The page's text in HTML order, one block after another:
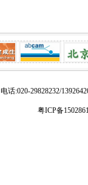
电话:020-29828232/
粤ICP备